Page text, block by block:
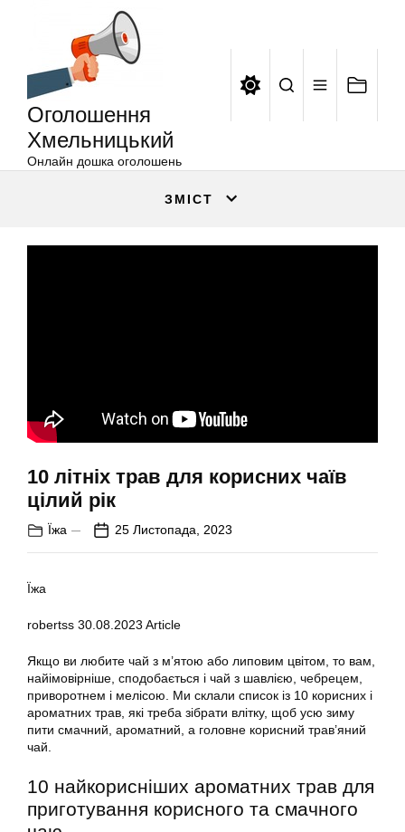
Оголошення
Хмельницький
Онлайн дошка оголошень
ЗМІСТ
10 літніх трав для корисних чаїв
цілий рік
Їжа 25 Листопада, 2023
Їжа
robertss 30.08.2023 Article
Якщо ви любите чай з м’ятою або липовим цвітом, то вам,
найімовірніше, сподобається і чай з шавлією, чебрецем,
приворотнем і мелісою. Ми склали список із 10 корисних і
ароматних трав, які треба зібрати влітку, щоб усю зиму
пити смачний, ароматний, а головне корисний трав’яний
чай.
10 найкорисніших ароматних трав для
приготування корисного та смачного